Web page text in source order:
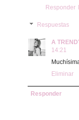
Responder
Respuestas
A
14:21
Eliminar
Responder